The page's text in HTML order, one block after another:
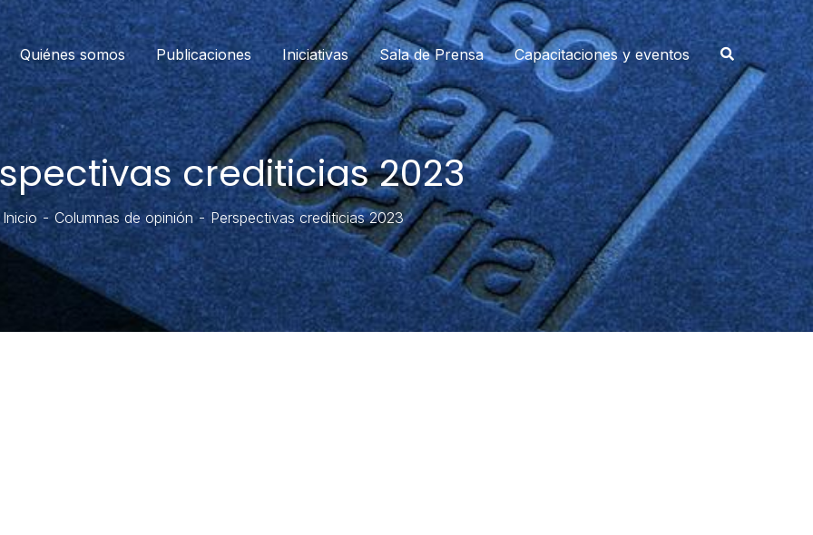
Quiénes somos Publicaciones Iniciativas Sala de Prensa Capacitaciones y eventos
crediticias 2023
Inicio Columnas de opinión Perspectivas crediticias 2023